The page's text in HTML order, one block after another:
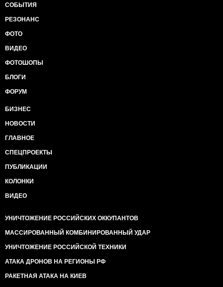
СОБЫТИЯ
РЕЗОНАНС
ФОТО
ВИДЕО
ФОТОШОПЫ
БЛОГИ
ФОРУМ
БИЗНЕС
НОВОСТИ
ГЛАВНОЕ
СПЕЦПРОЕКТЫ
ПУБЛИКАЦИИ
КОЛОНКИ
ВИДЕО
УНИЧТОЖЕНИЕ РОССИЙСКИХ ОККУПАНТОВ
МАССИРОВАННЫЙ КОМБИНИРОВАННЫЙ УДАР
УНИЧТОЖЕНИЕ РОССИЙСКОЙ ТЕХНИКИ
АТАКА ДРОНОВ НА РЕГИОНЫ РФ
РАКЕТНАЯ АТАКА НА КИЕВ